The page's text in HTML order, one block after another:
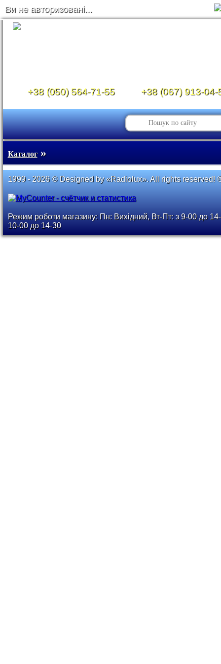
Ви не авторизовані...
+38 (050) 564-71-55 +38 (067) 913-04-
Каталог»
1999 - 2026 © Designed by «Radiolux». All rights reserved!
Режим роботи магазину: Пн: Вихідний, Вт-Пт: з 9-00 до
10-00 до 14-30